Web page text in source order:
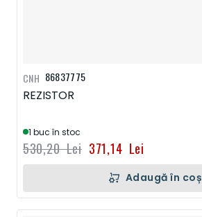
86837775
REZISTOR
1 buc în stoc
371,14 Lei
530,20 Lei
CNH
Adaugă în coș